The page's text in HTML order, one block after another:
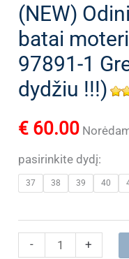
(NEW)
batai
97891-1
dydžiu !!!)
€ 60.00
pasirinkite dydį:
37 38 39 40
-
produkto
+